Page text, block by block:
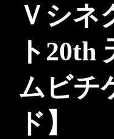
Ｖシネ
ト
ムビチ
ド】